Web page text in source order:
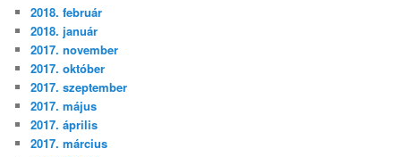
2018. február
2018. január
2017. november
2017. október
2017. szeptember
2017. május
2017. április
2017. március